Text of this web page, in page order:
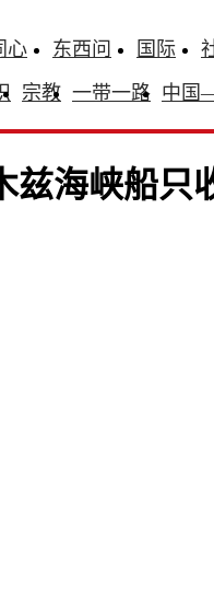
心 东西问 国际
宗教 一带一路 中国
兹海峡船只